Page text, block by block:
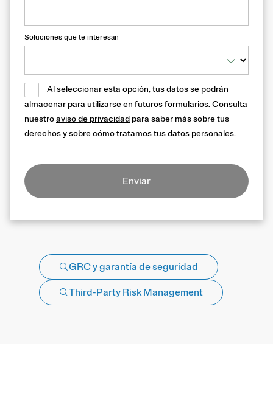
Soluciones que te interesan
Al seleccionar esta opción, tus datos se podrán
almacenar para utilizarse en futuros formularios. Consulta
nuestroaviso de privacidad para saber más sobre tus
derechos y sobre cómo tratamos tus datos personales.
Enviar
GRC y garantía de seguridad
Third-Party Risk Management